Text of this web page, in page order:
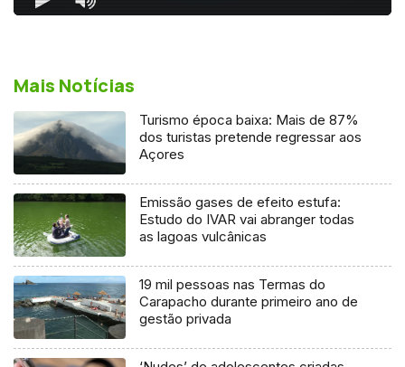
Mais Notícias
Turismo época baixa: Mais de 87%
dos turistas pretende regressar aos
Açores
Emissão gases de efeito estufa:
Estudo do IVAR vai abranger todas
as lagoas vulcânicas
19 mil pessoas nas Termas do
Carapacho durante primeiro ano de
gestão privada